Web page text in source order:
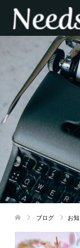
ブログ お